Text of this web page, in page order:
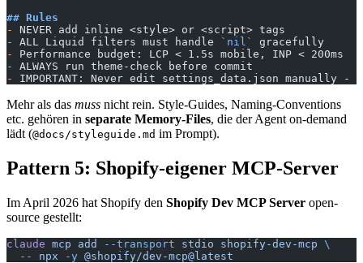
## Rules
-
NEVER add inline <style> or <script> tags
-
ALL Liquid filters must handle `nil`
gracefully
-
Performance budget: LCP < 1.5s mobile, INP < 200ms
-
ALWAYS run theme-check before commit
-
IMPORTANT: Never edit settings_data.json manually -
Mehr als das muss nicht rein. Style-Guides, Naming-Conventions
etc. gehören in separate Memory-Files, die der Agent on-demand
lädt (@docs/styleguide.md im Prompt).
Pattern 5: Shopify-eigener MCP-Server
Im April 2026 hat Shopify den Shopify Dev MCP Server open-
source gestellt:
claude mcp add --transport stdio shopify-dev-mcp \
  --
npx -y @shopify/dev-mcp@latest